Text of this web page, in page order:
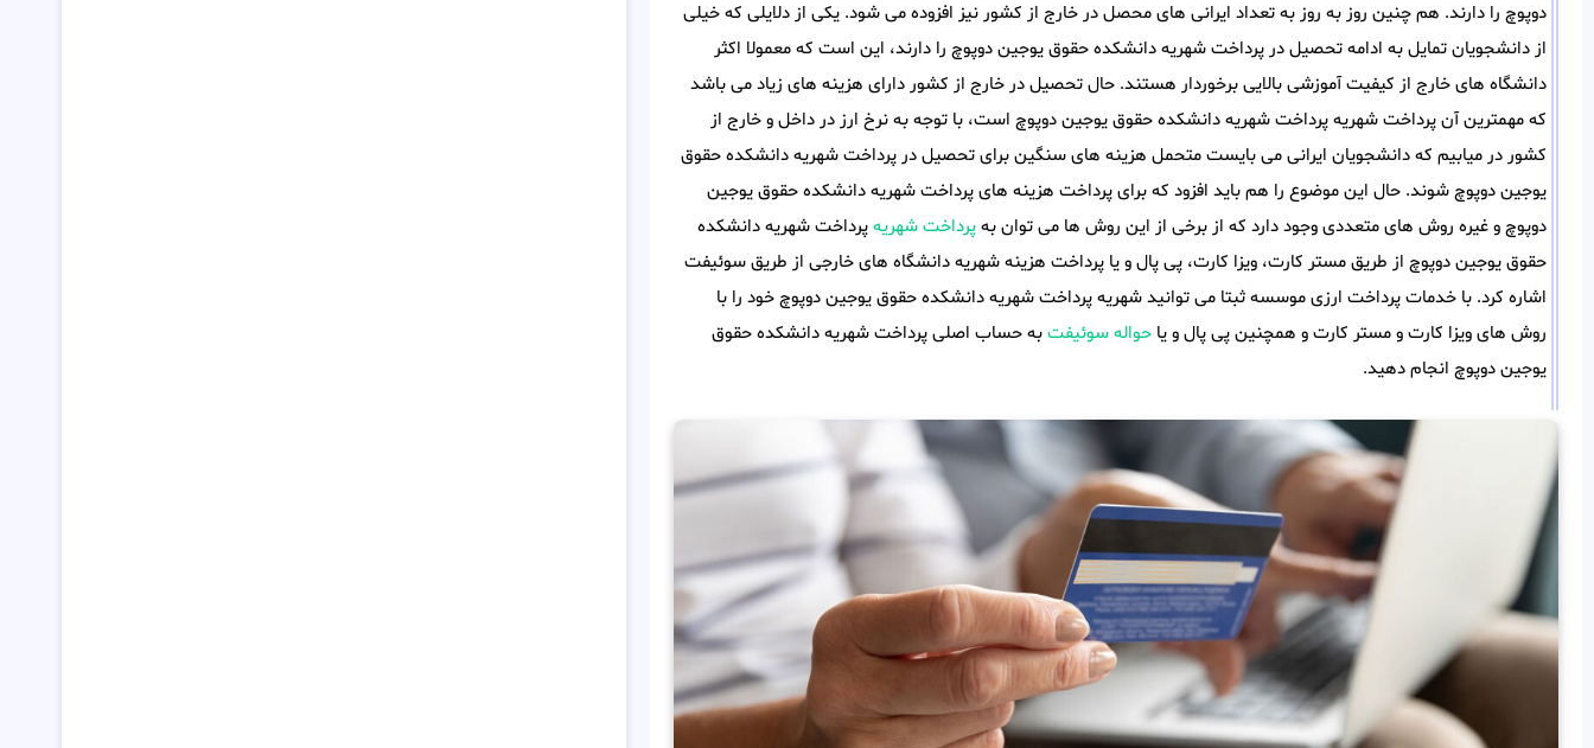
دوپوچ را دارند. هم چنین روز به روز به تعداد ایرانی های محصل در خارج از کشور نیز افزوده می شود. یکی از دلایلی که خیلی
از دانشجویان تمایل به ادامه تحصیل در پرداخت شهریه دانشکده حقوق یوجین دوپوچ را دارند، این است که معمولا اکثر
دانشگاه های خارج از کیفیت آموزشی بالایی برخوردار هستند. حال تحصیل در خارج از کشور دارای هزینه های زیاد می باشد
که مهمترین آن پرداخت شهریه پرداخت شهریه دانشکده حقوق یوجین دوپوچ است، با توجه به نرخ ارز در داخل و خارج از
کشور در میابیم که دانشجویان ایرانی می بایست متحمل هزینه های سنگین برای تحصیل در پرداخت شهریه دانشکده حقوق
یوجین دوپوچ شوند. حال این موضوع را هم باید افزود که برای پرداخت هزینه های پرداخت شهریه دانشکده حقوق یوجین
دوپوچ و غیره روش های متعددی وجود دارد که از برخی از این روش ها می توان بهپرداخت شهریهپرداخت شهریه دانشکده
حقوق یوجین دوپوچ از طریق مستر کارت، ویزا کارت، پی پال و یا پرداخت هزینه شهریه دانشگاه های خارجی از طریق سوئیفت
اشاره کرد. با خدمات پرداخت ارزی موسسه ثبتا می توانید شهریه پرداخت شهریه دانشکده حقوق یوجین دوپوچ خود را با
روش های ویزا کارت و مستر کارت و همچنین پی پال و یا حواله سوئیفتبه حساب اصلی پرداخت شهریه دانشکده حقوق
یوجین دوپوچ انجام دهید.